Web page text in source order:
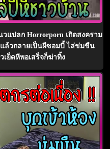
แปลก Horrorporn เกิดสงคราม
ล้วกลายเป็นผีซอมบี้ ไล่ข่มขืน
เย็ดหีพอเสร็จก็ฆ่าทิ้ง